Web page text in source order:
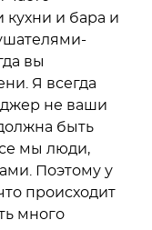
кухни и бара и
вы
Я всегда
не ваши
быть
мы люди,
Поэтому у
происходит
много